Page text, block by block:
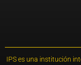
IPS es una institución